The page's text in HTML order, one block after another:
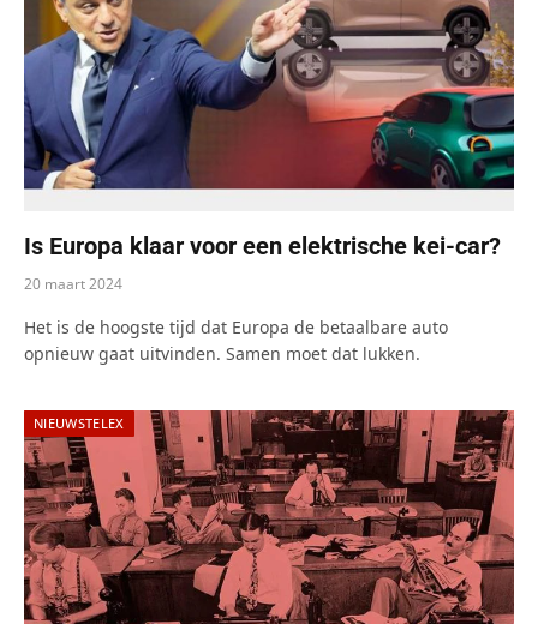
Is Europa klaar voor een elektrische kei-car?
20 maart 2024
Het is de hoogste tijd dat Europa de betaalbare auto
opnieuw gaat uitvinden. Samen moet dat lukken.
NIEUWSTELEX